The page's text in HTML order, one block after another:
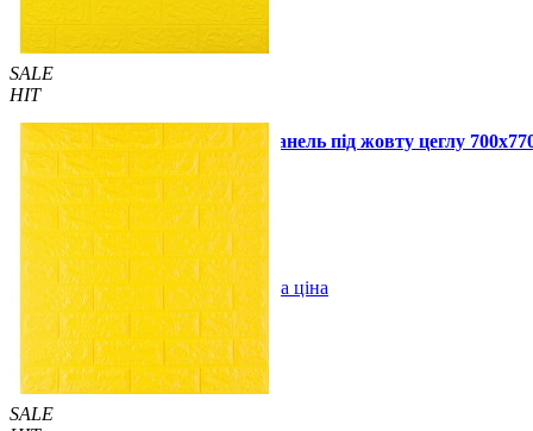
SALE
HIT
Самоклеюча декоративна 3D панель під жовту цеглу
69 грн./шт 110 грн. /шт
Купити В закладки Оптова ціна
SALE